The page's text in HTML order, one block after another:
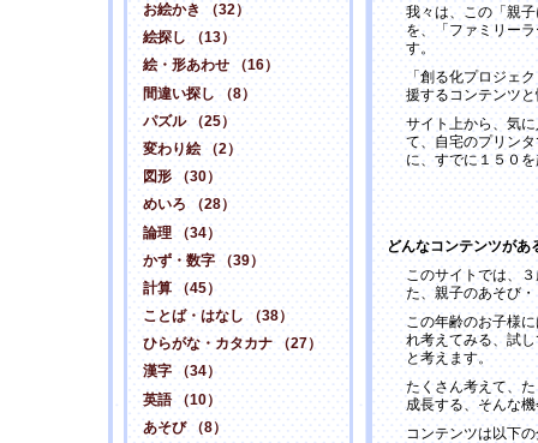
お絵かき （32）
絵探し （13）
絵・形あわせ （16）
間違い探し （8）
パズル （25）
変わり絵 （2）
図形 （30）
めいろ （28）
論理 （34）
かず・数字 （39）
計算 （45）
ことば・はなし （38）
ひらがな・カタカナ （27）
漢字 （34）
英語 （10）
あそび （8）
我々は、この「親
を、「ファミリー
す。
「創る化プロジェ
援するコンテンツ
サイト上から、気
て、自宅のプリン
に、すでに１５０
どんなコンテンツがあ
このサイトでは、
た、親子のあそび
この年齢のお子様
れ考えてみる、試
と考えます。
たくさん考えて、
成長する、そんな
コンテンツは以下